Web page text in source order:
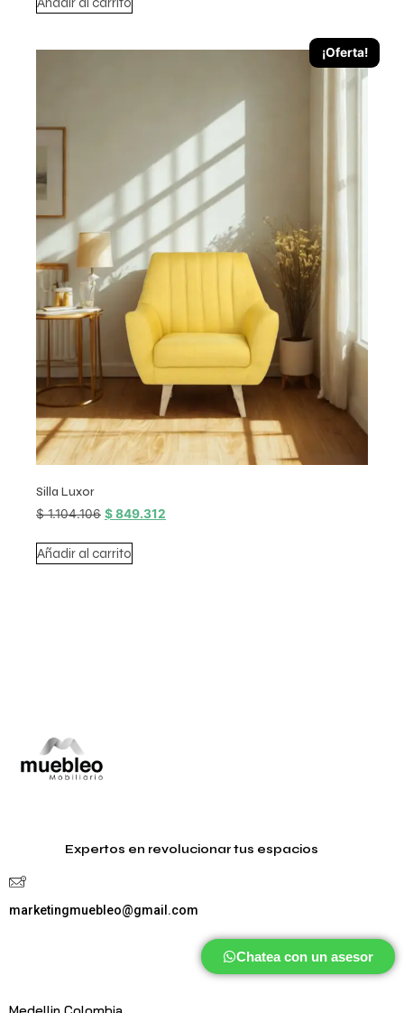
¡Oferta!
Silla Luxor
$1.104.106 $849.312
Añadir al carrito
Expertos en revolucionar tus espacios
marketingmuebleo@gmail.com
Chatea con un asesor